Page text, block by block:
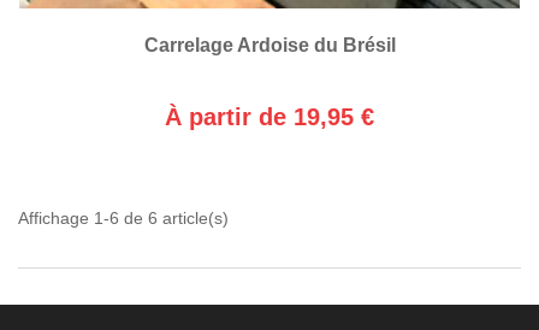
Carrelage Ardoise du Brésil
À partir de 19,95 €
Affichage 1-6 de 6 article(s)